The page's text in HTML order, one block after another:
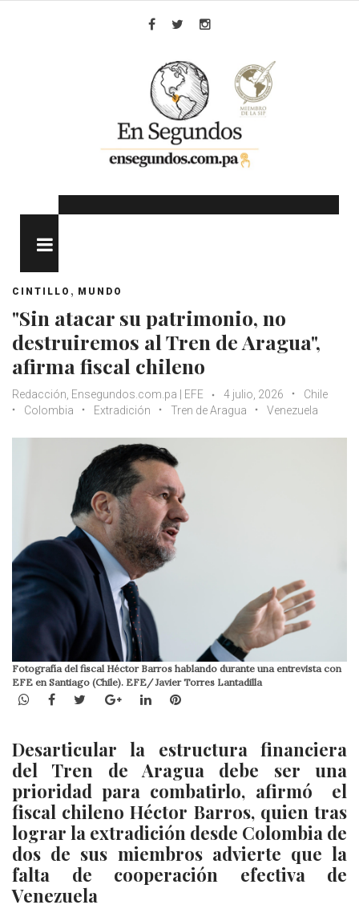
CINTILLO , MUNDO
"Sin atacar su patrimonio, no
destruiremos al Tren de Aragua",
afirma fiscal chileno
Redacción, Ensegundos.com.pa | EFE 4 julio, 2026
Chile
Colombia
Extradición Tren de Aragua Venezuela
Fotografía del fiscal Héctor Barros hablando durante una entrevista con
EFE en Santiago (Chile). EFE/ Javier Torres Lantadilla
WhatsApp
Facebook
TwitterGoogle+LinkedInPinterest
Desarticular la estructura financiera
del Tren de Aragua debe ser una
prioridad para combatirlo, afirmó el
fiscal chileno Héctor Barros, quien tras
lograr la extradición desde Colombia de
dos de sus miembros advierte que la
falta de cooperación efectiva de
Venezuela